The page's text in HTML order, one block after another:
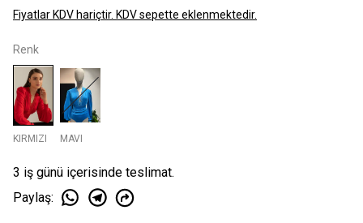
Fiyatlar KDV hariçtir. KDV sepette eklenmektedir.
Renk
KIRMIZI MAVI
3 iş günü içerisinde teslimat.
Paylaş: